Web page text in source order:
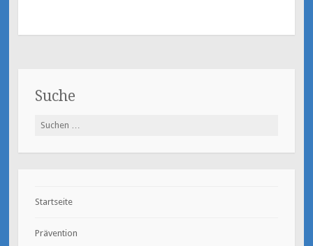
Suche
Suchen
Startseite
Prävention